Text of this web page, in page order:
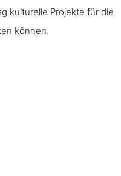
kulturelle Projekte für die
können.